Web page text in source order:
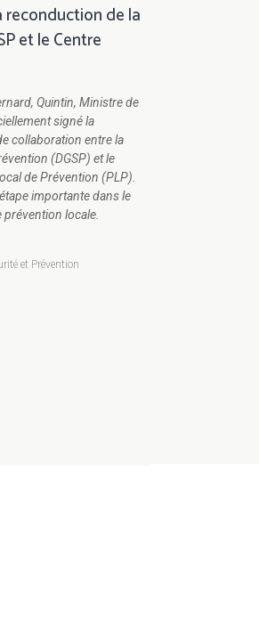
reconduction de la
et le Centre
Quintin, Ministre de
signé la
collaboration entre la
(DGSP) et le
de Prévention (PLP).
importante dans le
locale.
et Prévention